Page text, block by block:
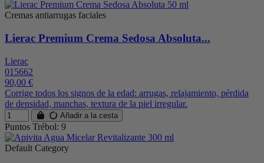
Cremas antiarrugas faciales
Lierac Premium Crema Sedosa Absoluta...
Lierac
015662
90,00 €
Corrige todos los signos de la edad: arrugas, relajamiento, pérdida
de densidad, manchas, textura de la piel irregular.
Añadir a la cesta
Puntos Trébol: 9
Default Category